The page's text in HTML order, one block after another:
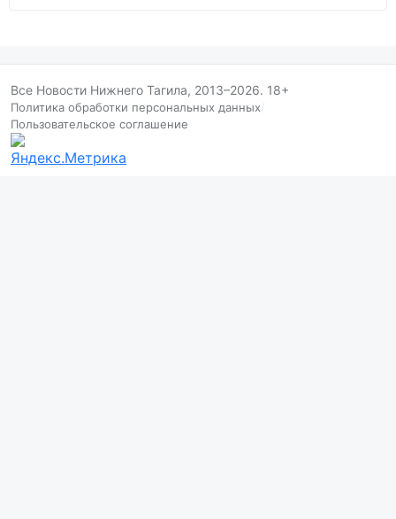
Все Новости Нижнего Тагила, 2013–2026. 18+
Политика обработки персональных данных/
Пользовательское соглашение